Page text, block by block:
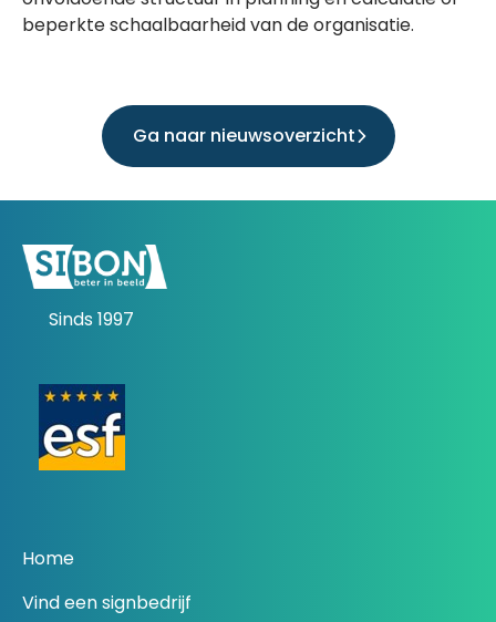
beperkte schaalbaarheid van de organisatie.
Ga naar nieuwsoverzicht
Sinds 1997
Home
Vind een signbedrijf